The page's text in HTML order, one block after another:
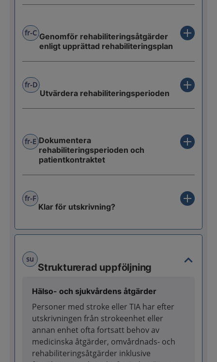
fr-C Genomför rehabiliteringsåtgärder
enligt upprättad rehabiliteringsplan
fr-D
Utvärdera rehabiliteringsperioden
fr-E Dokumentera
rehabiliteringsperioden och
patientkontraktet
fr-F
Klar för utskrivning?
su
Strukturerad uppföljning
Hälso- och sjukvårdens åtgärder
Personer med stroke eller TIA har efter
utskrivningen från strokeenhet eller
annan enhet ofta fortsatt behov av
medicinska åtgärder, omvårdnads- och
rehabiliteringsåtgärder inklusive